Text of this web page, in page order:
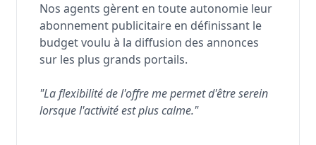
Nos agents gèrent en toute autonomie leur
abonnement publicitaire en définissant le
budget voulu à la diffusion des annonces
sur les plus grands portails.
"La flexibilité de l'offre me permet d'être serein
lorsque l'activité est plus calme."